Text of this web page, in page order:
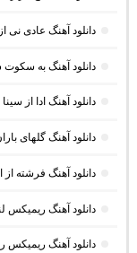
دانلود آهنگ عادی
دانلود آهنگ به
دانلود آهنگ ادا از
دانلود آهنگ گلهای
دانلود آهنگ فرشته از
دانلود آهنگ ریمیکس لنا 1 از دیجی
دانلود آهنگ ریمیکس رادیو تهران 18 از دیجی ای